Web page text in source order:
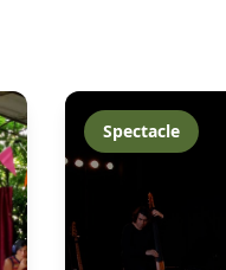
Spectacle